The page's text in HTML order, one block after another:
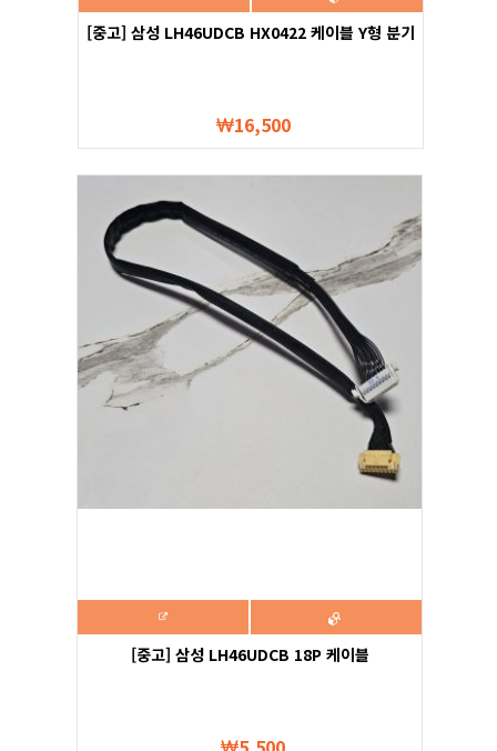
[중고] 삼성 LH46UDCB HX0422 케이블 Y형 분기
16,500
[중고] 삼성 LH46UDCB 18P 케이블